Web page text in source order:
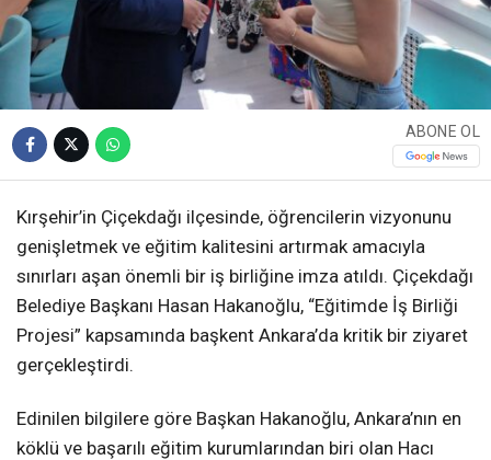
ABONE OL
Kırşehir’in Çiçekdağı ilçesinde, öğrencilerin vizyonunu
genişletmek ve eğitim kalitesini artırmak amacıyla
sınırları aşan önemli bir iş birliğine imza atıldı. Çiçekdağı
Belediye Başkanı Hasan Hakanoğlu, “Eğitimde İş Birliği
Projesi” kapsamında başkent Ankara’da kritik bir ziyaret
gerçekleştirdi.
Edinilen bilgilere göre Başkan Hakanoğlu, Ankara’nın en
köklü ve başarılı eğitim kurumlarından biri olan Hacı